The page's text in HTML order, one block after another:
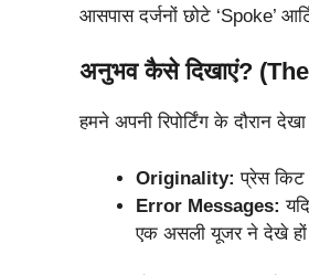
आसपास दर्जनों छोटे ‘Spoke’
अनुभव कैसे दिखाएं?
हमने अपनी रिपोर्टिंग के दौरान
Originality: प्रेस किट
Error Messages:
एक असली यूजर ने देखे